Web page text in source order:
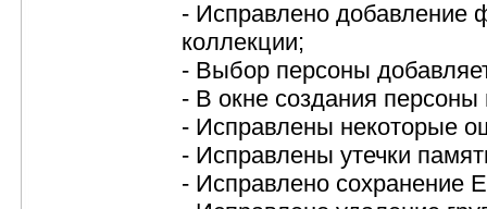
- Исправлено добавление
коллекции;
- Выбор персоны
- В окне создания
- Исправлены некоторые
- Исправлены утечки
- Исправлено сохранение